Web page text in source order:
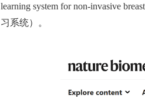
learning system for non-invasive
习系统）。